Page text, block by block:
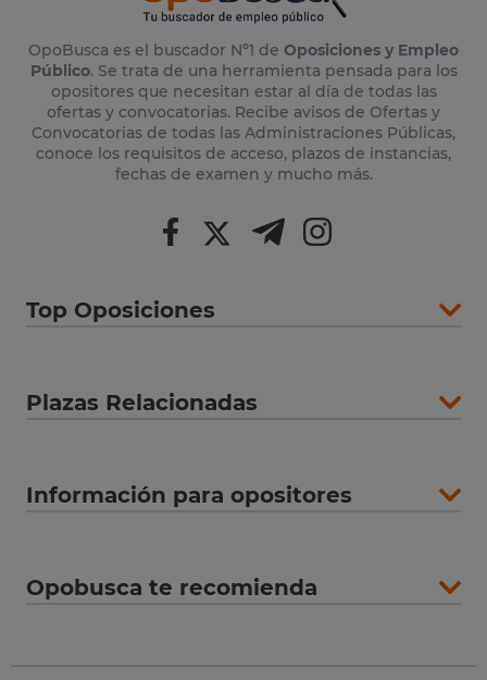
OpoBusca es el buscador Nº1 de Oposiciones y Empleo
Público. Se trata de una herramienta pensada para los
opositores que necesitan estar al día de todas las
ofertas y convocatorias. Recibe avisos de Ofertas y
Convocatorias de todas las Administraciones Públicas,
conoce los requisitos de acceso, plazos de instancias,
fechas de examen y mucho más.
Top Oposiciones
Plazas Relacionadas
Información para opositores
Opobusca te recomienda